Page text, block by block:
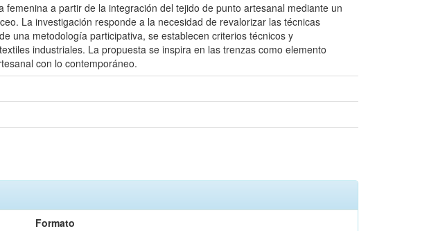
a partir de la integración del tejido de punto artesanal mediante un
La investigación responde a la necesidad de revalorizar las técnicas
una metodología participativa, se establecen criterios técnicos y
industriales. La propuesta se inspira en las trenzas como elemento
con lo contemporáneo.
Formato